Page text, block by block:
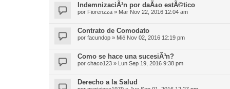
IndemnizaciÃ³n por daÃ±o estÃ©tico
por Fiorenzza » Mar Nov 22, 2016 12:04 am
Contrato de Comodato
por facundop » Mié Nov 02, 2016 12:19 pm
Como se hace una sucesiÃ³n?
por chaco123 » Lun Sep 19, 2016 9:38 pm
Derecho a la Salud